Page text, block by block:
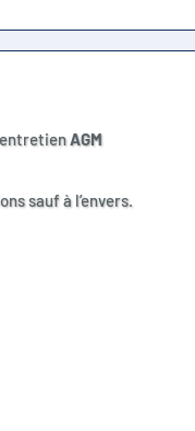
AGM
sauf à l’envers.